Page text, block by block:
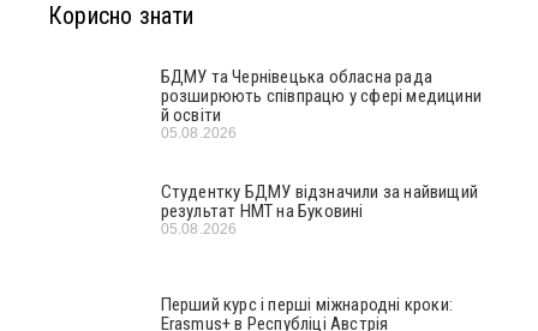
Корисно знати
БДМУ та Чернівецька обласна рада
розширюють співпрацю у сфері медицини
й освіти
05.08.2026
Студентку БДМУ відзначили за найвищий
результат НМТ на Буковині
05.08.2026
Перший курс і перші міжнародні кроки:
Erasmus+ в Республіці Австрія